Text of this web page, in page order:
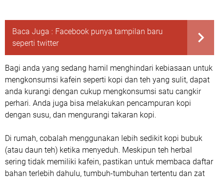
Baca Juga : Facebook punya tampilan baru
seperti twitter
Bagi anda yang sedang hamil menghindari kebiasaan untuk
mengkonsumsi kafein seperti kopi dan teh yang sulit, dapat
anda kurangi dengan cukup mengkonsumsi satu cangkir
perhari. Anda juga bisa melakukan pencampuran kopi
dengan susu, dan mengurangi takaran kopi.
Di rumah, cobalah menggunakan lebih sedikit kopi bubuk
(atau daun teh) ketika menyeduh. Meskipun teh herbal
sering tidak memiliki kafein, pastikan untuk membaca daftar
bahan terlebih dahulu, tumbuh-tumbuhan tertentu dan zat